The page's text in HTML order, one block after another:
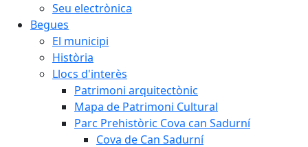
Seu electrònica
Begues
El municipi
Història
Llocs d'interès
Patrimoni arquitectònic
Mapa de Patrimoni Cultural
Parc Prehistòric Cova can Sadurní
Cova de Can Sadurní